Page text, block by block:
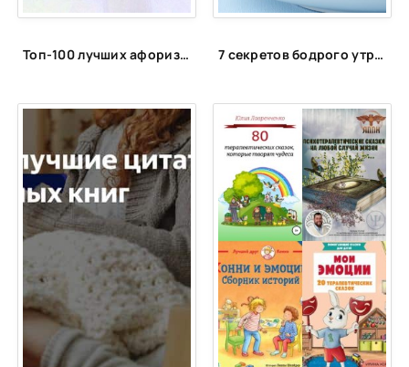
Топ-100 лучших афоризмов и высказываний про себя 7 секретов бодрого утра или как проснуться утром бодрым